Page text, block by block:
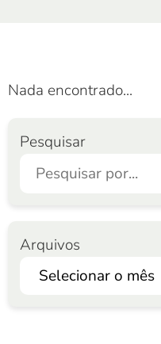
Nada encontrado...
Pesquisar
Arquivos